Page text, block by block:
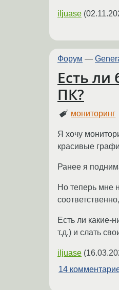
iljuase (
Форум —
Есть ли
ПК?
мониторинг
Я хочу
красивые
Ранее я
Но теперь мне
Есть ли какие-
т.д.) и слать
iljuase (
14